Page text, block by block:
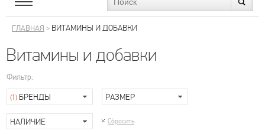
ГЛАВНАЯ > ВИТАМИНЫ И ДОБАВКИ
Витамины и добавки
Фильтр:
(1) БРЕНДЫ РАЗМЕР
НАЛИЧИЕ Сбросить